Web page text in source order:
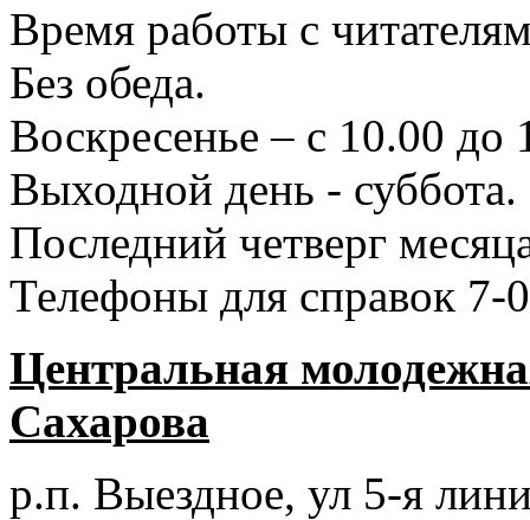
Время работы с
Без обеда.
Воскресенье – с 10.00 до
Выходной день - суббота.
Последний четверг
Телефоны для справок 7-
Центральная
Сахарова
р.п. Выездное, ул 5-я